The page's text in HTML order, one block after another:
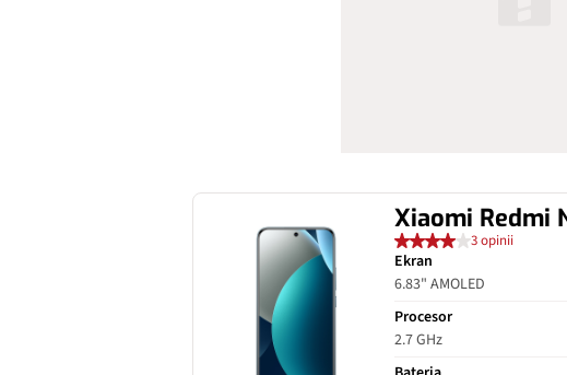
Xiaomi Redmi
3 opinii
Ekran
6.83" AMOLED
Procesor
2.7 GHz